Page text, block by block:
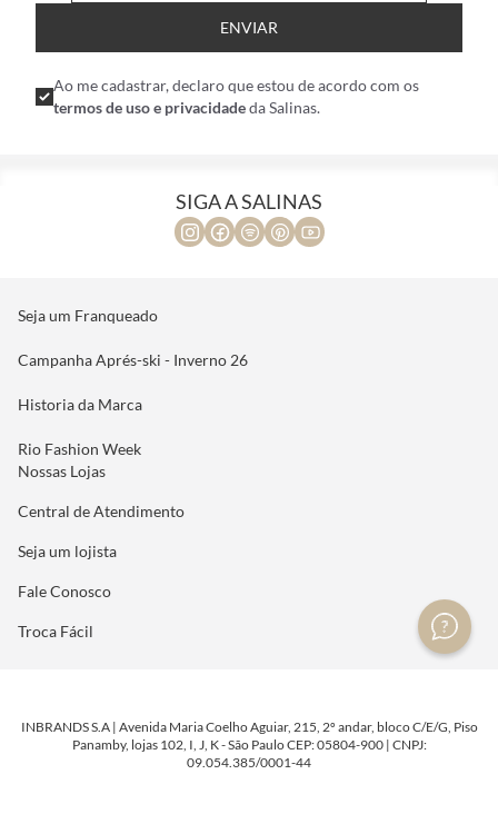
ENVIAR
Ao me cadastrar, declaro que estou de acordo com os
termos de uso e privacidadeda Salinas.
SIGA A SALINAS
Seja um Franqueado
Campanha Aprés-ski - Inverno 26
Historia da Marca
Rio Fashion Week
Nossas Lojas
Central de Atendimento
Seja um lojista
Fale Conosco
Troca Fácil
INBRANDS S.A | Avenida Maria Coelho Aguiar, 215, 2º andar, bloco C/E/G, Piso
Panamby, lojas 102, I, J, K - São Paulo CEP: 05804-900 | CNPJ:
09.054.385/0001-44